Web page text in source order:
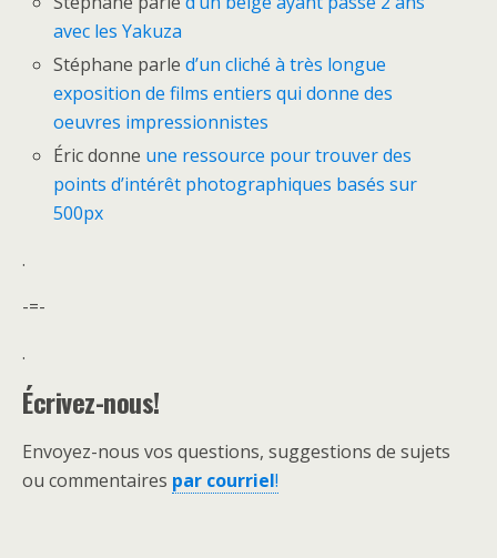
avec les Yakuza
Stéphane parled’un cliché à très longue
exposition de films entiers qui donne des
oeuvres impressionnistes
Éric donne une ressource pour trouver des
points d’intérêt photographiques basés sur
500px
.
-=-
.
Écrivez-nous!
Envoyez-nous vos questions, suggestions de sujets
ou commentaires par courriel!